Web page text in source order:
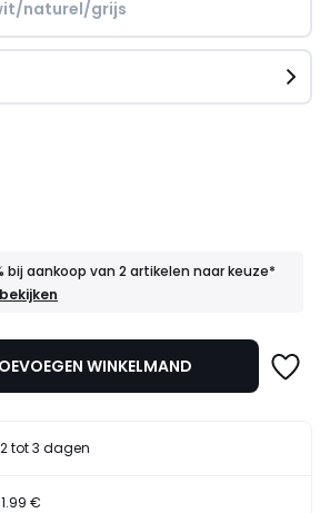
naturel/grijs
bij aankoop van 2 artikelen naar keuze*
WINKELMAND
tot 3 dagen
1.99 €